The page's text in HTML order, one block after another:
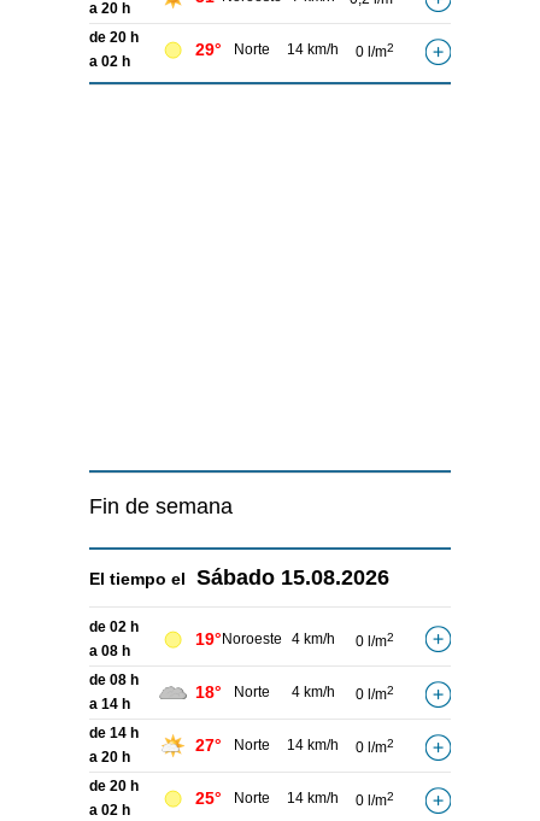
a 20 h
de 20 h
a 02 h
29° Norte 14 km/h 0 l/m2
Fin de semana
El tiempo el Sábado 15.08.2026
de 02 h
a 08 h
19° Noroeste 4 km/h 0 l/m2
de 08 h
a 14 h
18° Norte 4 km/h 0 l/m2
de 14 h
a 20 h
27° Norte 14 km/h 0 l/m2
de 20 h
a 02 h
25° Norte 14 km/h 0 l/m2